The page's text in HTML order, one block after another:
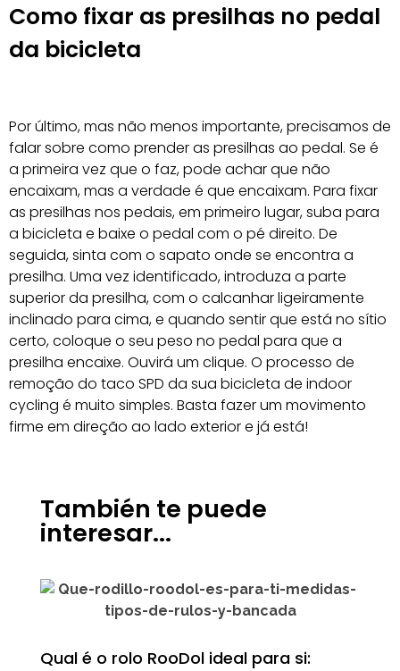
Como fixar as presilhas no pedal
da bicicleta
Por último, mas não menos importante, precisamos de
falar sobre como prender as presilhas ao pedal. Se é
a primeira vez que o faz, pode achar que não
encaixam, mas a verdade é que encaixam. Para fixar
as presilhas nos pedais, em primeiro lugar, suba para
a bicicleta e baixe o pedal com o pé direito. De
seguida, sinta com o sapato onde se encontra a
presilha. Uma vez identificado, introduza a parte
superior da presilha, com o calcanhar ligeiramente
inclinado para cima, e quando sentir que está no sítio
certo, coloque o seu peso no pedal para que a
presilha encaixe. Ouvirá um clique. O processo de
remoção do taco SPD da sua bicicleta de indoor
cycling é muito simples. Basta fazer um movimento
firme em direção ao lado exterior e já está!
También te puede
interesar...
Qual é o rolo RooDol ideal para si: